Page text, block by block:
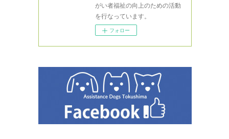
がい者福祉の向上のための活動
を行なっています。
フォロー